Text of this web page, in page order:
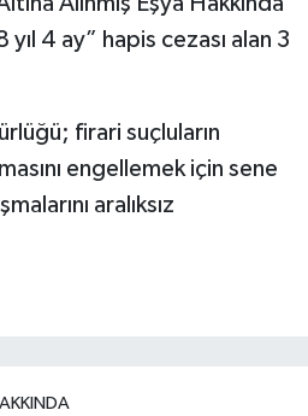
yıl 4 ay” hapis cezası alan 3
firari suçluların
engellemek için sene
aralıksız